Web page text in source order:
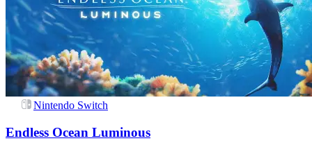
Nintendo Switch
Endless Ocean Luminous